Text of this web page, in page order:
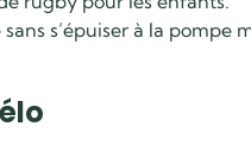
s’épuiser à la pompe